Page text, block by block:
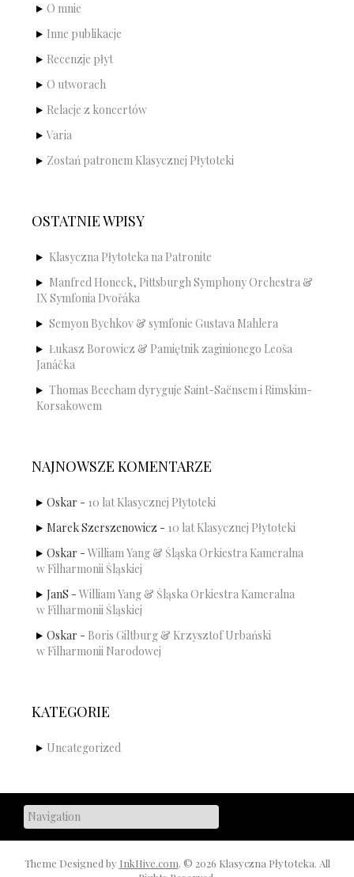
O mnie
Inne publikacje
Recenzje płyt
O utworach
Relacje z koncertów
Varia
Zostań patronem Klasycznej Płytoteki
OSTATNIE WPISY
Klasyczna Płytoteka na Patronite
Manfred Honeck, Pittsburgh Symphony Orchestra &
IX Symfonia Dvořáka
Semyon Bychkov & symfonie Gustava Mahlera
Łukasz Borowicz & Pamiętnik zaginionego Leoša
Janáčka
Thomas Beecham dyryguje Saint-Saënsem i Rimskim-
Korsakowem
NAJNOWSZE KOMENTARZE
Oskar - 10 lat Klasycznej Płytoteki
Marek Szerszenowicz - 10 lat Klasycznej Płytoteki
Oskar - William Yang & Śląska Orkiestra Kameralna
w Filharmonii Śląskiej
JanS - William Yang & Śląska Orkiestra Kameralna
w Filharmonii Śląskiej
Oskar - Boris Giltburg & Krzysztof Urbański
w Filharmonii Narodowej
KATEGORIE
Uncategorized
Theme Designed by InkHive.com. © 2026 Klasyczna Płytoteka. All